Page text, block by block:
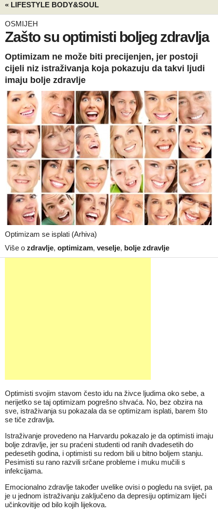
« LIFESTYLE BODY&SOUL
OSMIJEH
Zašto su optimisti boljeg zdravlja
Optimizam ne može biti precijenjen, jer postoji
cijeli niz istraživanja koja pokazuju da takvi ljudi
imaju bolje zdravlje
Optimizam se isplati (Arhiva)
Više o zdravlje, optimizam, veselje, bolje zdravlje
Optimisti svojim stavom često idu na živce ljudima oko sebe, a
nerijetko se taj optimizam pogrešno shvaća. No, bez obzira na
sve, istraživanja su pokazala da se optimizam isplati, barem što
se tiče zdravlja.
Istraživanje provedeno na Harvardu pokazalo je da optimisti imaju
bolje zdravlje, jer su praćeni studenti od ranih dvadesetih do
pedesetih godina, i optimisti su redom bili u bitno boljem stanju.
Pesimisti su rano razvili srčane probleme i muku mučili s
infekcijama.
Emocionalno zdravlje također uvelike ovisi o pogledu na svijet, pa
je u jednom istraživanju zaključeno da depresiju optimizam liječi
učinkovitije od bilo kojih lijekova.